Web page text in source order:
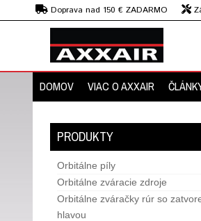
Doprava nad 150 € ZADARMO
strojov
DOMOV VIAC O AXXAIR
PRODUKTY
Orbitálne píly
Orbitálne zváracie zdroje
Orbitálne zváračky rúr so
hlavou